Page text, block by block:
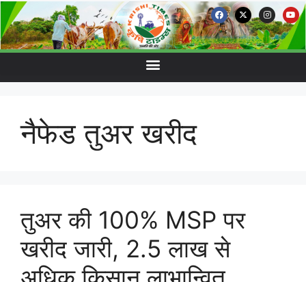
नैफेड तुअर खरीद
तुअर की 100% MSP पर
खरीद जारी, 2.5 लाख से